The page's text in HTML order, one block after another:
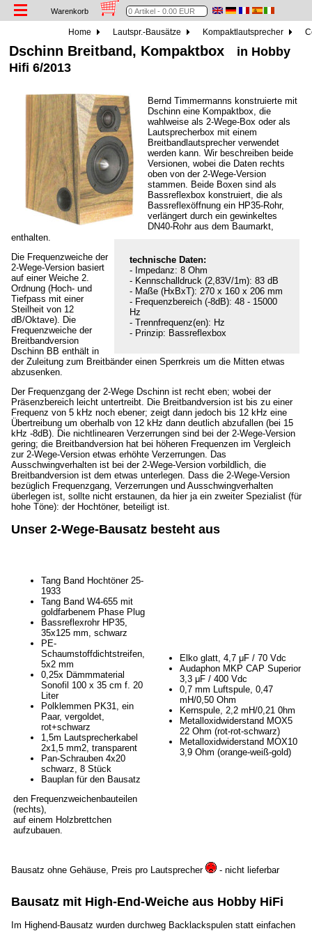
Warenkorb
Home Lautspr.-Bausätze Kompaktlautsprecher
Dschinn Breitband, Kompaktbox in Hobby
Hifi 6/2013
technische Daten:
- Impedanz: 8 Ohm
- Kennschalldruck (2,83V/1m): 83 dB
- Maße (HxBxT): 270 x 160 x 206 mm
- Frequenzbereich (-8dB): 48 - 15000
Hz
- Trennfrequenz(en): Hz
- Prinzip: Bassreflexbox
Bernd Timmermanns konstruierte mit
Dschinn eine Kompaktbox, die
wahlweise als 2-Wege-Box oder als
Lautsprecherbox mit einem
Breitbandlautsprecher verwendet
werden kann. Wir beschreiben beide
Versionen, wobei die Daten rechts
oben von der 2-Wege-Version
stammen. Beide Boxen sind als
Bassreflexbox konstruiert, die als
Bassreflexöffnung ein HP35-Rohr,
verlängert durch ein gewinkeltes
DN40-Rohr aus dem Baumarkt,
enthalten.
Die Frequenzweiche der
2-Wege-Version basiert
auf einer Weiche 2.
Ordnung (Hoch- und
Tiefpass mit einer
Steilheit von 12
dB/Oktave). Die
Frequenzweiche der
Breitbandversion
Dschinn BB enthält in
der Zuleitung zum Breitbänder einen Sperrkreis um die Mitten etwas
abzusenken.
Der Frequenzgang der 2-Wege Dschinn ist recht eben; wobei der
Präsenzbereich leicht untertreibt. Die Breitbandversion ist bis zu einer
Frequenz von 5 kHz noch ebener; zeigt dann jedoch bis 12 kHz eine
Übertreibung um oberhalb von 12 kHz dann deutlich abzufallen (bei 15
kHz -8dB). Die nichtlinearen Verzerrungen sind bei der 2-Wege-Version
gering; die Breitbandversion hat bei höheren Frequenzen im Vergleich
zur 2-Wege-Version etwas erhöhte Verzerrungen. Das
Ausschwingverhalten ist bei der 2-Wege-Version vorbildlich, die
Breitbandversion ist dem etwas unterlegen. Dass die 2-Wege-Version
bezüglich Frequenzgang, Verzerrungen und Ausschwingverhalten
überlegen ist, sollte nicht erstaunen, da hier ja ein zweiter Spezialist (für
hohe Töne): der Hochtöner, beteiligt ist.
Unser 2-Wege-Bausatz besteht aus
Tang Band Hochtöner 25-
1933
Tang Band W4-655 mit
goldfarbenem Phase Plug
Bassreflexrohr HP35,
35x125 mm, schwarz
PE-
Schaumstoffdichtstreifen,
5x2 mm
0,25x Dämmmaterial
Sonofil 100 x 35 cm f. 20
Liter
Polklemmen PK31, ein
Paar, vergoldet,
rot+schwarz
1,5m Lautsprecherkabel
2x1,5 mm2, transparent
Pan-Schrauben 4x20
schwarz, 8 Stück
Bauplan für den Bausatz
den Frequenzweichenbauteilen
(rechts),
auf einem Holzbrettchen
aufzubauen.
Elko glatt, 4,7 μF / 70 Vdc
Audaphon MKP CAP Superior
3,3 μF / 400 Vdc
0,7 mm Luftspule, 0,47
mH/0,50 Ohm
Kernspule, 2,2 mH/0,21 0hm
Metalloxidwiderstand MOX5
22 Ohm (rot-rot-schwarz)
Metalloxidwiderstand MOX10
3,9 Ohm (orange-weiß-gold)
Bausatz ohne Gehäuse, Preis pro Lautsprecher - nicht lieferbar
Bausatz mit High-End-Weiche aus Hobby HiFi
Im Highend-Bausatz wurden durchweg Backlackspulen statt einfachen